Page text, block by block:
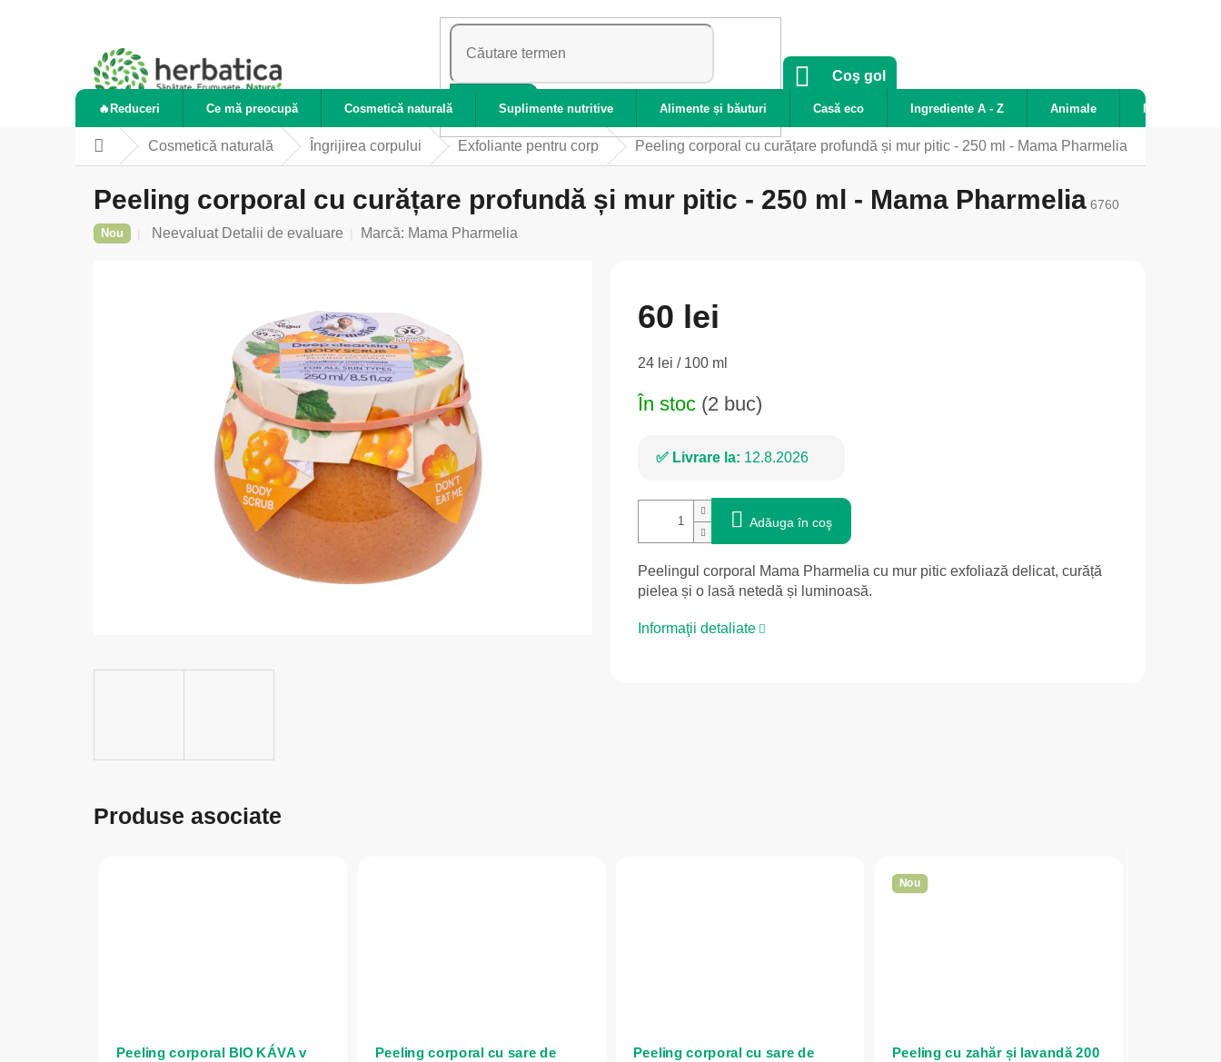
CĂUTARE
COŞ
CUMPĂRĂTURI
Coş gol
🔥Reduceri Ce mă preocupă Cosmetică naturală Suplimente nutritive Alimente și băuturi Casă eco Ingrediente A - Z Animale Noutăți
AcasăCosmetică naturală Îngrijirea corpului Exfoliante pentru corp Peeling corporal cu curățare profundă și mur pitic - 250 ml - Mama Pharmelia
Peeling corporal cu curățare profundă și mur pitic - 250 ml - Mama Pharmelia 6760
Nou
Evaluarea
Neevaluat Detalii de evaluare Marcă: Mama Pharmelia
60 lei
Evaluare
24 lei / 100 ml
În stoc (2 buc)
Livrare la: 12.8.2026
Adăuga în coş
Peelingul corporal Mama Pharmelia cu mur pitic exfoliază delicat, curăță
pielea și o lasă netedă și luminoasă.
Informaţii detaliate
Produse asociate
Peeling corporal BIO KÁVA v
Peeling corporal cu sare de
Peeling corporal cu sare de
Nou
Peeling cu zahăr și lavandă 200